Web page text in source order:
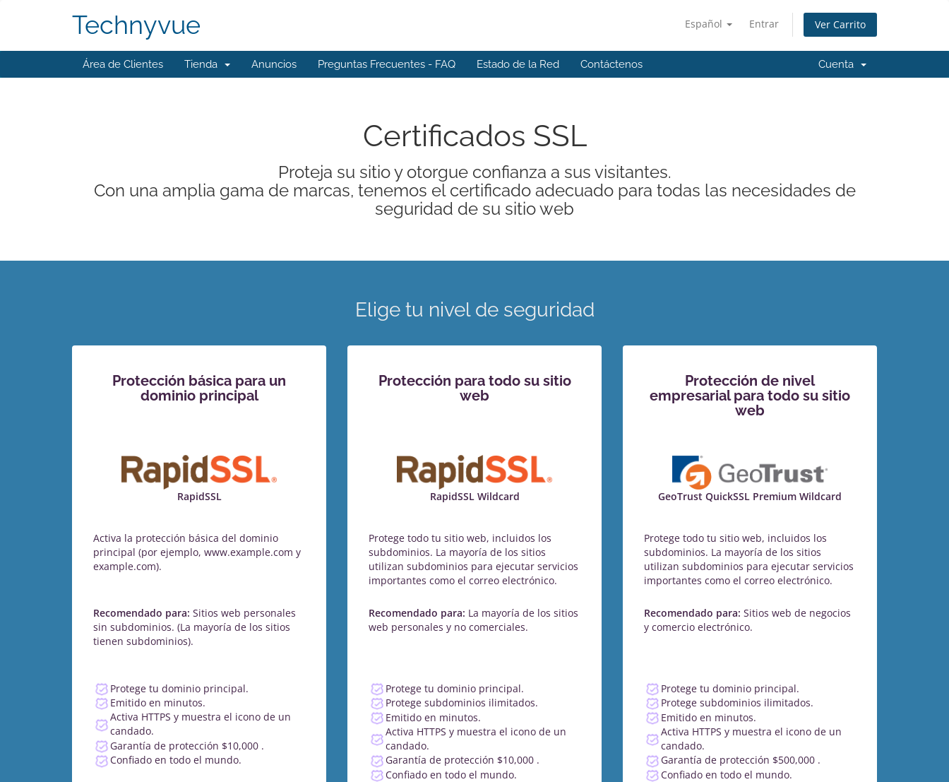
Español Entrar Ver Carrito
Technyvue
Área de Clientes Tienda Anuncios Preguntas Frecuentes - FAQ Estado de la Red Contáctenos Cuenta
Certificados SSL
Proteja su sitio y otorgue confianza a sus visitantes.
Con una amplia gama de marcas, tenemos el certificado adecuado para todas las necesidades de
seguridad de su sitio web
Elige tu nivel de seguridad
Protección básica para un
dominio principal
RapidSSL
Activa la protección básica del dominio
principal (por ejemplo, www.example.com y
example.com).
Recomendado para: Sitios web personales
sin subdominios. (La mayoría de los sitios
tienen subdominios).
Protege tu dominio principal.
Emitido en minutos.
Activa HTTPS y muestra el icono de un
candado.
Garantía de protección $10,000 .
Confiado en todo el mundo.
Protección para todo su sitio
web
RapidSSL Wildcard
Protege todo tu sitio web, incluidos los
subdominios. La mayoría de los sitios
utilizan subdominios para ejecutar servicios
importantes como el correo electrónico.
Recomendado para: La mayoría de los sitios
web personales y no comerciales.
Protege tu dominio principal.
Protege subdominios ilimitados.
Emitido en minutos.
Activa HTTPS y muestra el icono de un
candado.
Garantía de protección $10,000 .
Confiado en todo el mundo.
Protección de nivel
empresarial para todo su sitio
web
GeoTrust QuickSSL Premium Wildcard
Protege todo tu sitio web, incluidos los
subdominios. La mayoría de los sitios
utilizan subdominios para ejecutar servicios
importantes como el correo electrónico.
Recomendado para: Sitios web de negocios
y comercio electrónico.
Protege tu dominio principal.
Protege subdominios ilimitados.
Emitido en minutos.
Activa HTTPS y muestra el icono de un
candado.
Garantía de protección $500,000 .
Confiado en todo el mundo.